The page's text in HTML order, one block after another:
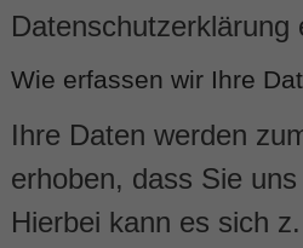
Datenschutzerklärung
Wie erfassen wir Ihre
Ihre Daten werden
erhoben, dass Sie
Hierbei kann es sich